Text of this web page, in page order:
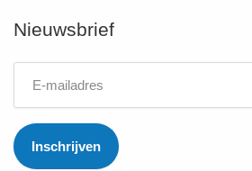
Nieuwsbrief